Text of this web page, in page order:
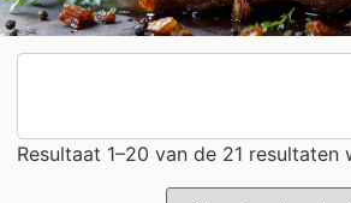
Resultaat 1–20 van de 21